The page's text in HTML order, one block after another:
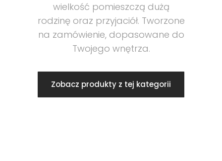
wielkość pomieszczą dużą
rodzinę oraz przyjaciół. Tworzone
na zamówienie, dopasowane do
Twojego wnętrza.
Zobacz produkty z tej kategorii